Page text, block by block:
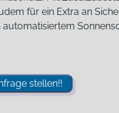
für ein Extra an
stellen!!